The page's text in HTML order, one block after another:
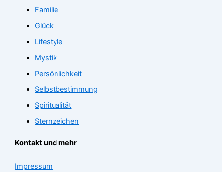
Familie
Glück
Lifestyle
Mystik
Persönlichkeit
Selbstbestimmung
Spiritualität
Sternzeichen
Kontakt und mehr
Impressum